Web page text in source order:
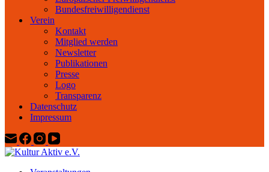
Bundesfreiwilligendienst
Verein
Kontakt
Mitglied werden
Newsletter
Publikationen
Presse
Logo
Transparenz
Datenschutz
Impressum